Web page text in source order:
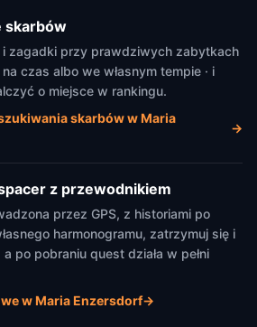
skarbów
zagadki przy prawdziwych zabytkach
czas albo we własnym tempie · i
o miejsce w rankingu.
skarbów w Maria
→
z przewodnikiem
przez GPS, z historiami po
harmonogramu, zatrzymuj się i
po pobraniu quest działa w pełni
w Maria Enzersdorf→